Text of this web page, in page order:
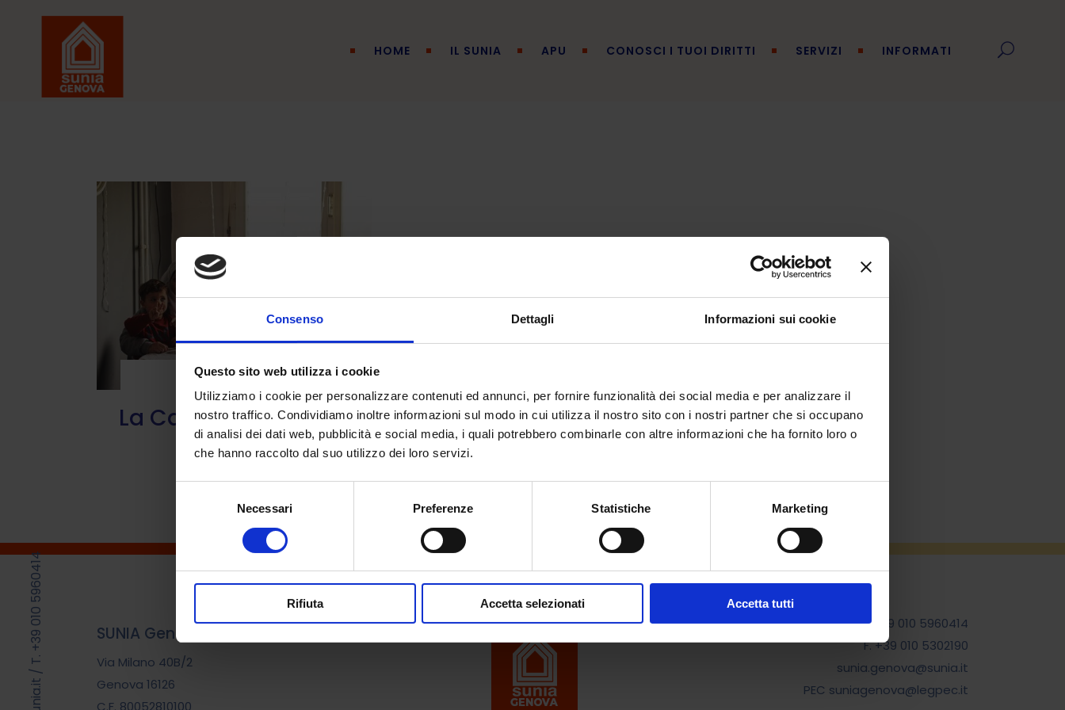
Consenso Dettagli Informazioni sui cookie
Questo sito web utilizza i cookie
Utilizziamo i cookie per personalizzare contenuti ed annunci, per fornire funzionalità dei social media e per analizzare il
nostro traffico. Condividiamo inoltre informazioni sul modo in cui utilizza il nostro sito con i nostri partner che si occupano
di analisi dei dati web, pubblicità e social media, i quali potrebbero combinarle con altre informazioni che ha fornito loro o
che hanno raccolto dal suo utilizzo dei loro servizi.
Necessari Preferenze Statistiche Marketing
Rifiuta Accetta selezionati Accetta tutti
HOME IL SUNIA APU CONOSCI I TUOI DIRITTI SERVIZI INFORMATI
/
T. +39 010 5960414
Guide
La Casa dei Rifugiati
9 Aprile 2021
SUNIA Genova
Via Milano 40B/2
Genova 16126
T. +39 010 5960414
F. +39 010 5302190
sunia.genova@sunia.it
PEC suniagenova@legpec.it